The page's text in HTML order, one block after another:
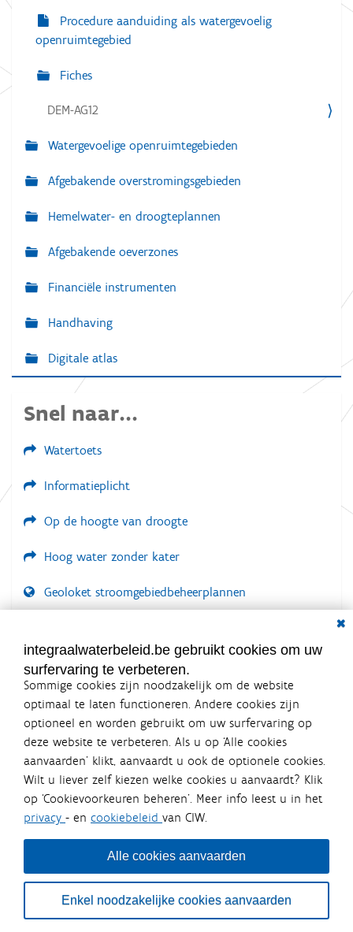
Procedure aanduiding als watergevoelig
openruimtegebied
Fiches
DEM-AG12
Watergevoelige openruimtegebieden
Afgebakende overstromingsgebieden
Hemelwater- en droogteplannen
Afgebakende oeverzones
Financiële instrumenten
Handhaving
Digitale atlas
Snel naar...
Watertoets
Informatieplicht
Op de hoogte van droogte
Hoog water zonder kater
Geoloket stroomgebiedbeheerplannen
LOGIN VEREIST
integraalwaterbeleid.be gebruikt cookies om uw
surfervaring te verbeteren.
Sommige cookies zijn noodzakelijk om de website
optimaal te laten functioneren. Andere cookies zijn
optioneel en worden gebruikt om uw surfervaring op
deze website te verbeteren. Als u op ‘Alle cookies
aanvaarden’ klikt, aanvaardt u ook de optionele cookies.
Wilt u liever zelf kiezen welke cookies u aanvaardt? Klik
op ‘Cookievoorkeuren beheren’. Meer info leest u in het
privacy - en cookiebeleid van CIW.
Alle cookies aanvaarden
Enkel noodzakelijke cookies aanvaarden
Integraalwaterbeleid.be is een
officiële website van de Vlaamse
overheid
uitgegeven door Coördinatiecommissie Integraal
Waterbeleid
De Coördinatiecommissie Integraal Waterbeleid (CIW) is een
bestuursniveaus die bij het waterbeleid betrokken zijn. Ook
waterbedrijven nemen deel aan het overleg. Deze
samenwerking zorgt voor een gecoördineerde en
geïntegreerde aanpak van het waterbeleid en waterbeheer
in Vlaanderen.